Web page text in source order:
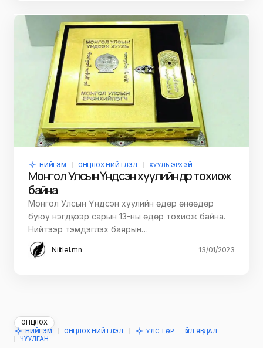
НИЙГЭМ ОНЦЛОХ НИЙТЛЭЛ ХУУЛЬ ЭРХ ЗҮЙ
Монгол Улсын Үндсэн хуулийн өдөр тохиож
байна
Монгол Улсын Үндсэн хуулийн өдөр өнөөдөр
буюу нэгдүгээр сарын 13-ны өдөр тохиож байна.
Нийтээр тэмдэглэх баярын…
Niitlel.mn 13/01/2023
ОНЦЛОХ
НИЙГЭМ
ОНЦЛОХ НИЙТЛЭЛ УЛС ТӨР
ҮЙЛ ЯВДАЛ
ЧУУЛГАН